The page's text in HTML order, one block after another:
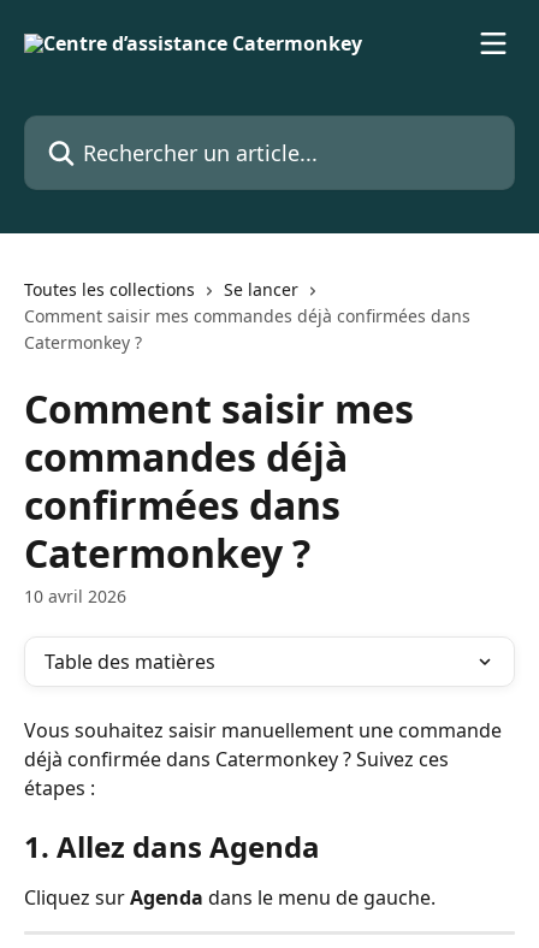
Rechercher un article...
Toutes les collections
Se lancer
Comment saisir mes commandes déjà confirmées dans
Catermonkey ?
Comment saisir mes
commandes déjà
confirmées dans
Catermonkey ?
10 avril 2026
Table des matières
Vous souhaitez saisir manuellement une commande
déjà confirmée dans Catermonkey ? Suivez ces
étapes :
1. Allez dans Agenda
Cliquez sur Agenda dans le menu de gauche.